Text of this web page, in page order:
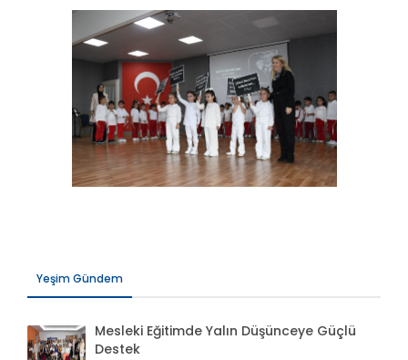
Yeşim Gündem
Mesleki Eğitimde Yalın Düşünceye Güçlü
Destek